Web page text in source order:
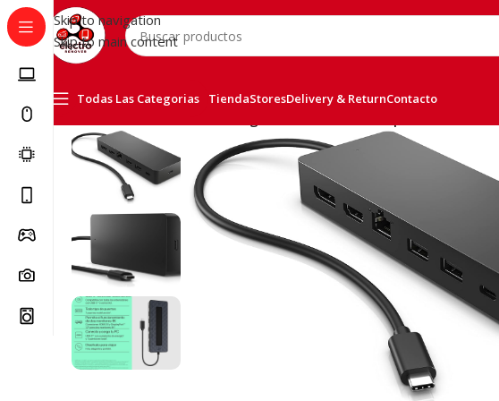
Skip to navigation
Skip to main content
Todas Las Categorias TiendaStoresDelivery & ReturnContacto